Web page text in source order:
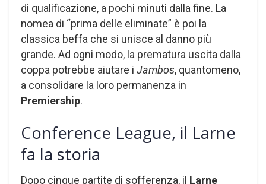
di qualificazione, a pochi minuti dalla fine. La
nomea di “prima delle eliminate” è poi la
classica beffa che si unisce al danno più
grande. Ad ogni modo, la prematura uscita dalla
coppa potrebbe aiutare i Jambos, quantomeno,
a consolidare la loro permanenza in
Premiership.
Conference League, il Larne
fa la storia
Dopo cinque partite di sofferenza, il Larne